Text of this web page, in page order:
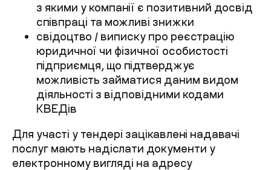
з якими у компанії є позитивний досвід
співпраці та можливі знижки
свідоцтво / виписку про реєстрацію
юридичної чи фізичної особистості
підприємця, що підтверджує
можливість займатися даним видом
діяльності з відповідними кодами
КВЕДів
Для участі у тендері зацікавлені надавачі
послуг мають надіслати документи у
електронному вигляді на адресу